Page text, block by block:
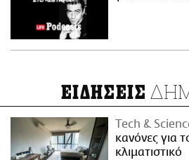
ΕΙΔΗΣΕΙΣ
Τech &
κανόνες για
κλιματιστικό